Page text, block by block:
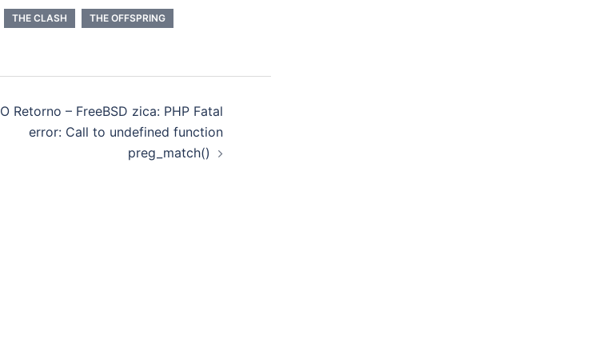
THE CLASH THE OFFSPRING
O Retorno – FreeBSD zica: PHP Fatal
error: Call to undefined function
preg_match()